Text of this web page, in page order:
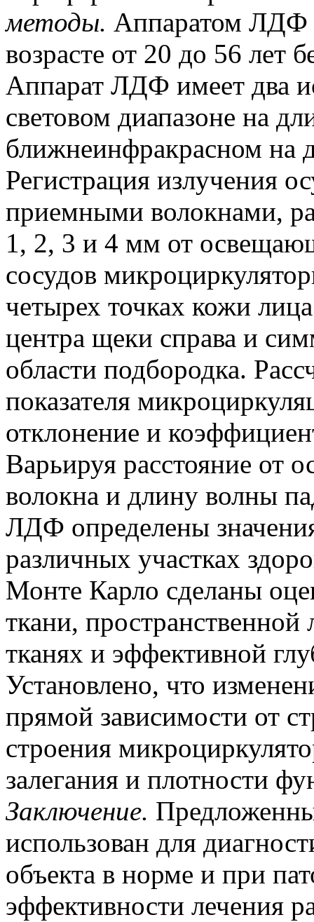
методы. Аппаратом ЛДФ
возрасте от 20 до 56 лет
Аппарат ЛДФ имеет два
световом диапазоне на
ближнеинфракрасном на
Регистрация излучения
приемными волокнами,
1, 2, 3 и 4 мм от
сосудов
четырех точках кожи
центра щеки справа и
области подбородка.
показателя
отклонение и
Варьируя расстояние от
волокна и длину волны
ЛДФ определены
различных участках
Монте Карло сделаны
ткани,
тканях и эффективной
Установлено, что
прямой зависимости от
строения
залегания и плотности
Заключение.
использован для
объекта в норме и при
эффективности лечения